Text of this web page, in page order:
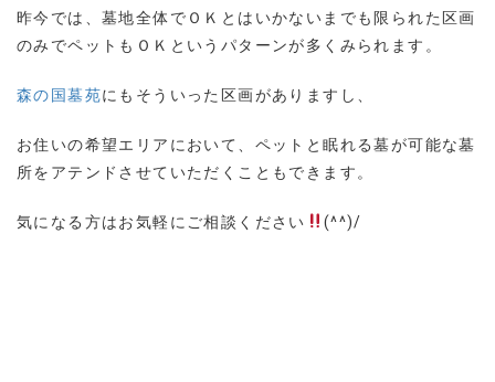
昨今では、墓地全体でＯＫとはいかないまでも限られた区画
のみでペットもＯＫというパターンが多くみられます。
森の国墓苑にもそういった区画がありますし、
お住いの希望エリアにおいて、ペットと眠れる墓が可能な墓
所をアテンドさせていただくこともできます。
気になる方はお気軽にご相談ください (^^)/